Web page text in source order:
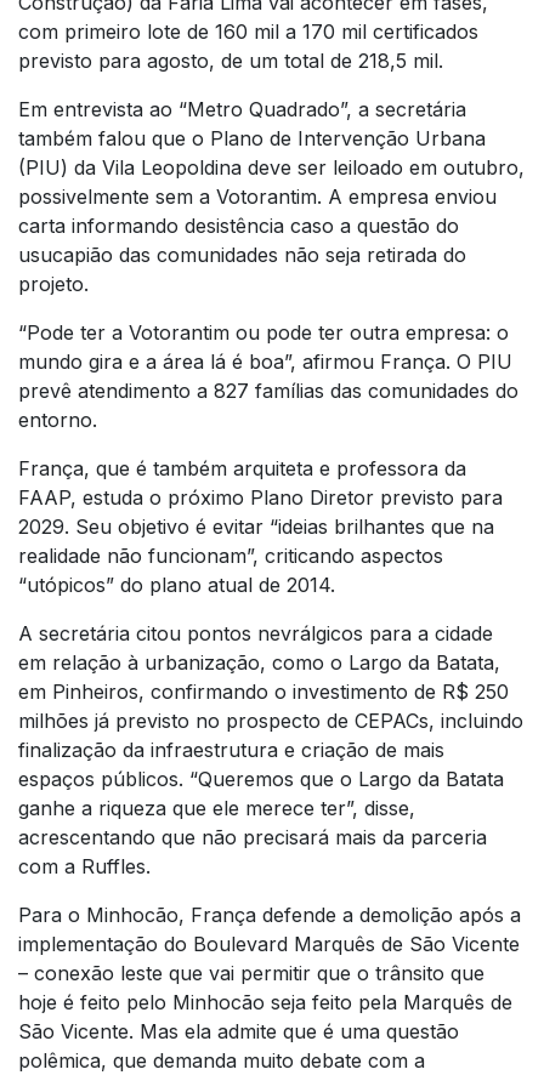
com primeiro lote de 160 mil a 170 mil certificados
previsto para agosto, de um total de 218,5 mil.
Em entrevista ao “Metro Quadrado”, a secretária
também falou que o Plano de Intervenção Urbana
(PIU) da Vila Leopoldina deve ser leiloado em outubro,
possivelmente sem a Votorantim. A empresa enviou
carta informando desistência caso a questão do
usucapião das comunidades não seja retirada do
projeto.
“Pode ter a Votorantim ou pode ter outra empresa: o
mundo gira e a área lá é boa”, afirmou França. O PIU
prevê atendimento a 827 famílias das comunidades do
entorno.
França, que é também arquiteta e professora da
FAAP, estuda o próximo Plano Diretor previsto para
2029. Seu objetivo é evitar “ideias brilhantes que na
realidade não funcionam”, criticando aspectos
“utópicos” do plano atual de 2014.
A secretária citou pontos nevrálgicos para a cidade
em relação à urbanização, como o Largo da Batata,
em Pinheiros, confirmando o investimento de R$ 250
milhões já previsto no prospecto de CEPACs, incluindo
finalização da infraestrutura e criação de mais
espaços públicos. “Queremos que o Largo da Batata
ganhe a riqueza que ele merece ter”, disse,
acrescentando que não precisará mais da parceria
com a Ruffles.
Para o Minhocão, França defende a demolição após a
implementação do Boulevard Marquês de São Vicente
– conexão leste que vai permitir que o trânsito que
hoje é feito pelo Minhocão seja feito pela Marquês de
São Vicente. Mas ela admite que é uma questão
polêmica, que demanda muito debate com a